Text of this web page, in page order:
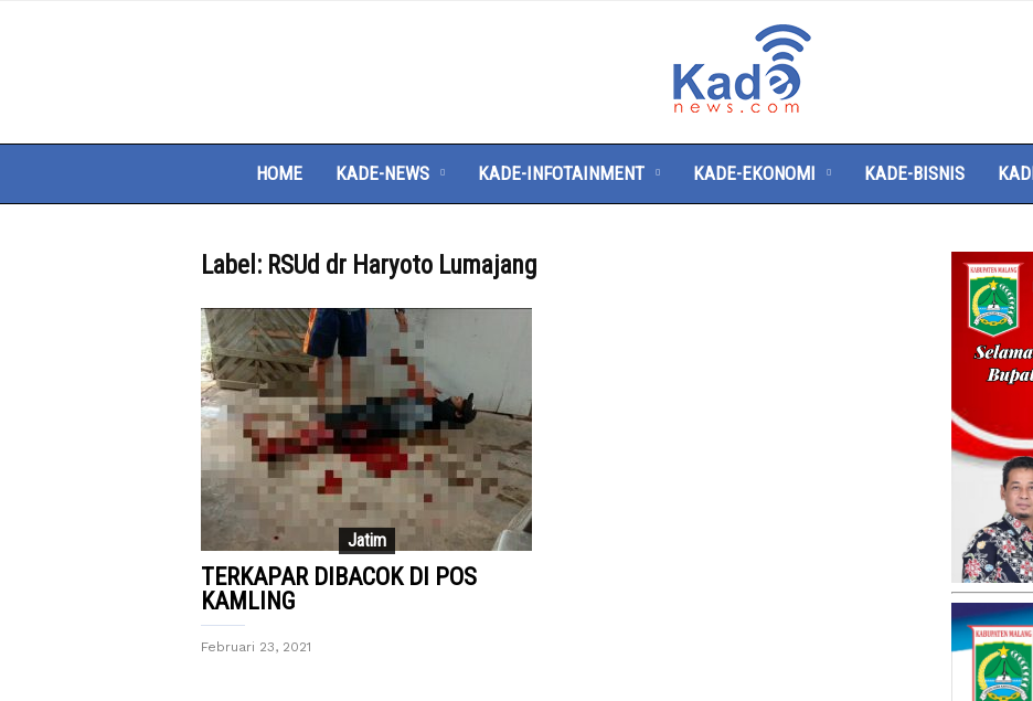
HOME KADE-NEWS KADE-INFOTAINMENT KADE-EKONOMI KADE-BISNIS
Label: RSUd dr Haryoto Lumajang
Jatim
TERKAPAR DIBACOK DI POS
KAMLING
Februari 23, 2021